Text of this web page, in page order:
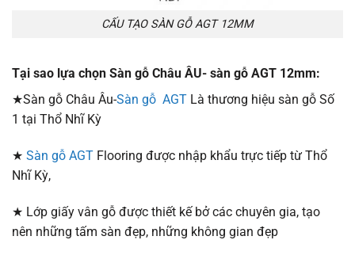
CẤU TẠO SÀN GỖ AGT 12MM
Tại sao lựa chọn Sàn gỗ Châu ÂU- sàn gỗ AGT 12mm:
★Sàn gỗ Châu Âu-Sàn gỗ AGT Là thương hiệu sàn gỗ Số
1 tại Thổ Nhĩ Kỳ
★ Sàn gỗ AGT Flooring được nhập khẩu trực tiếp từ Thổ
Nhĩ Kỳ,
★ Lớp giấy vân gỗ được thiết kế bở các chuyên gia, tạo
nên những tấm sàn đẹp, những không gian đẹp